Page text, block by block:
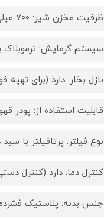
ظرفیت مخزن شیر: ۷۰۰ میلی‌لیتر
سیستم گرمایش:
نازل بخار: دارد (برای تهیه
قابلیت استفاده از: پودر
نوع فیلتر: پرتافیلتر با سبد دوبل برای
کنترل دما: دارد (کنترل
جنس بدنه: پلاستیک فشرده